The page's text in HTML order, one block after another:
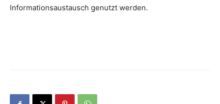
Informationsaustausch genutzt werden.